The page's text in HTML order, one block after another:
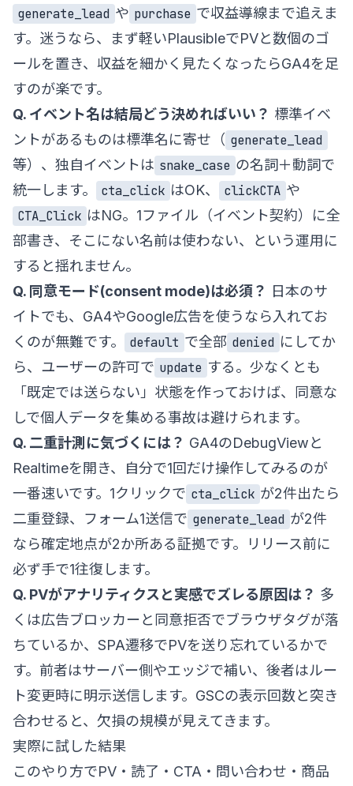
generate_lead や purchase で収益導線まで追えま
す。迷うなら、まず軽いPlausibleでPVと数個のゴ
ールを置き、収益を細かく見たくなったらGA4を足
すのが楽です。
Q. イベント名は結局どう決めればいい？ 標準イベ
ントがあるものは標準名に寄せ（ generate_lead
等）、独自イベントは snake_case の名詞＋動詞で
統一します。
cta_click はOK、 clickCTA や
CTA_Click はNG。1ファイル（イベント契約）に全
部書き、そこにない名前は使わない、という運用に
すると揺れません。
Q. 同意モード(consent mode)は必須？
日本のサ
イトでも、GA4やGoogle広告を使うなら入れてお
くのが無難です。
default で全部 denied にしてか
ら、ユーザーの許可で update する。少なくとも
「既定では送らない」状態を作っておけば、同意な
しで個人データを集める事故は避けられます。
Q. 二重計測に気づくには？ GA4のDebugViewと
Realtimeを開き、自分で1回だけ操作してみるのが
一番速いです。1クリックで cta_click が2件出たら
二重登録、フォーム1送信で generate_lead が2件
なら確定地点が2か所ある証拠です。リリース前に
必ず手で1往復します。
Q. PVがアナリティクスと実感でズレる原因は？ 多
くは広告ブロッカーと同意拒否でブラウザタグが落
ちているか、SPA遷移でPVを送り忘れているかで
す。前者はサーバー側やエッジで補い、後者はルー
ト変更時に明示送信します。GSCの表示回数と突き
合わせると、欠損の規模が見えてきます。
実際に試した結果
このやり方でPV・読了・CTA・問い合わせ・商品